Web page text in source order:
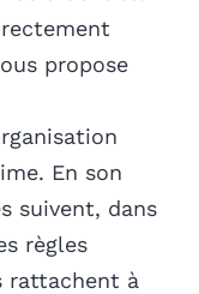
propose
En son
suivent, dans
règles
rattachent à